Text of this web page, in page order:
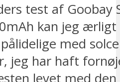
test af Goobay
kan jeg
med
jeg har haft
levet med den